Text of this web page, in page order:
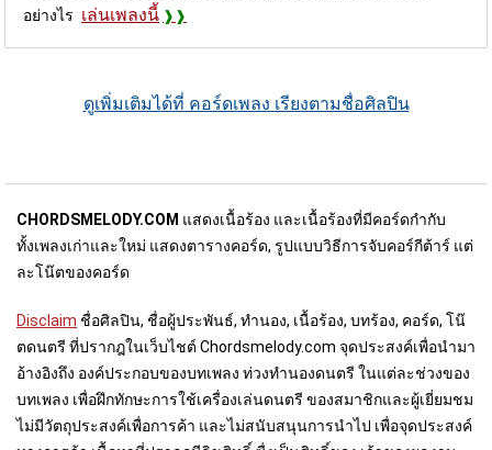
อย่างไร เล่นเพลงนี้
ดูเพิ่มเติมได้ที่ คอร์ดเพลง เรียงตามชื่อศิลปิน
CHORDSMELODY.COM แสดงเนื้อร้อง และเนื้อร้องที่มีคอร์ดกำกับ
ทั้งเพลงเก่าและใหม่ แสดงตารางคอร์ด, รูปแบบวิธีการจับคอร์กีต้าร์ แต่
ละโน๊ตของคอร์ด
Disclaim ชื่อศิลปิน, ชื่อผู้ประพันธ์, ทำนอง, เนื้อร้อง, บทร้อง, คอร์ด, โน๊
ตดนตรี ที่ปรากฎในเว็บไชต์ Chordsmelody.com จุดประสงค์เพื่อนำมา
อ้างอิงถึง องค์ประกอบของบทเพลง ท่วงทำนองดนตรี ในแต่ละช่วงของ
บทเพลง เพื่อฝึกทักษะการใช้เครื่องเล่นดนตรี ของสมาชิกและผู้เยี่ยมชม
ไม่มีวัตถุประสงค์เพื่อการค้า และไม่สนับสนุนการนำไป เพื่อจุดประสงค์